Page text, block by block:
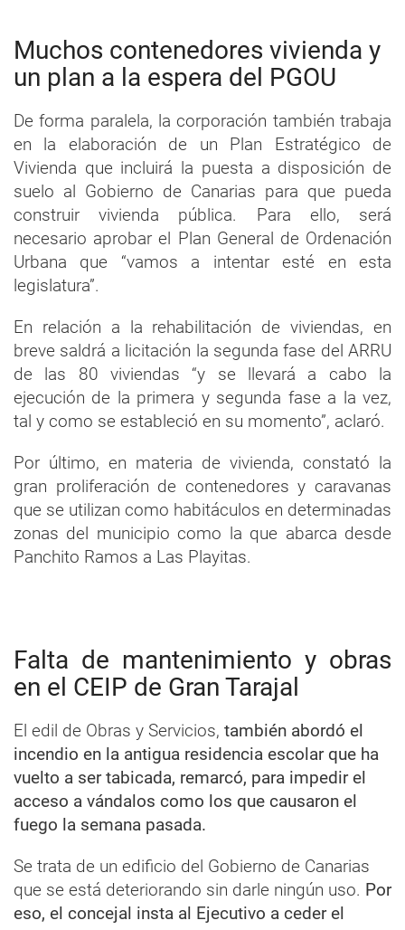
Muchos contenedores vivienda y
un plan a la espera del PGOU
De forma paralela, la corporación también trabaja
en la elaboración de un Plan Estratégico de
Vivienda que incluirá la puesta a disposición de
suelo al Gobierno de Canarias para que pueda
construir vivienda pública. Para ello, será
necesario aprobar el Plan General de Ordenación
Urbana que “vamos a intentar esté en esta
legislatura”.
En relación a la rehabilitación de viviendas, en
breve saldrá a licitación la segunda fase del ARRU
de las 80 viviendas “y se llevará a cabo la
ejecución de la primera y segunda fase a la vez,
tal y como se estableció en su momento”, aclaró.
Por último, en materia de vivienda, constató la
gran proliferación de contenedores y caravanas
que se utilizan como habitáculos en determinadas
zonas del municipio como la que abarca desde
Panchito Ramos a Las Playitas.
Falta de mantenimiento y obras
en el CEIP de Gran Tarajal
El edil de Obras y Servicios, también abordó el
incendio en la antigua residencia escolar que ha
vuelto a ser tabicada, remarcó, para impedir el
acceso a vándalos como los que causaron el
fuego la semana pasada.
Se trata de un edificio del Gobierno de Canarias
que se está deteriorando sin darle ningún uso. Por
eso, el concejal insta al Ejecutivo a ceder el